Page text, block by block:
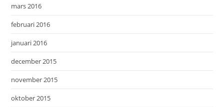
mars 2016
februari 2016
januari 2016
december 2015
november 2015
oktober 2015